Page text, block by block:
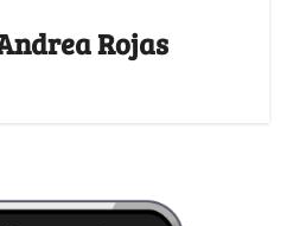
Rojas